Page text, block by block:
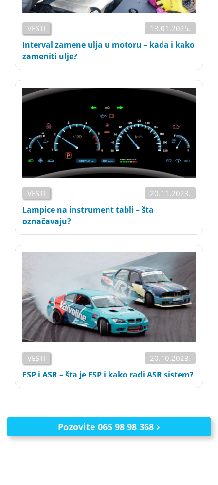
VESTI 13.01.2025.
Interval zamene ulja u motoru – kada i kako
zameniti ulje?
VESTI 20.11.2023.
Lampice na instrument tabli – šta
označavaju?
VESTI 20.10.2023.
ESP i ASR – šta je ESP i kako radi ASR sistem?
Pozovite 065 98 98 368